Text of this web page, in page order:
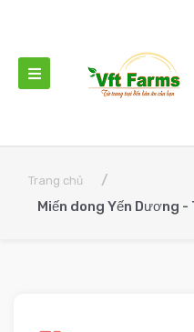
Trang chủ
/
Miến dong Yến Dương